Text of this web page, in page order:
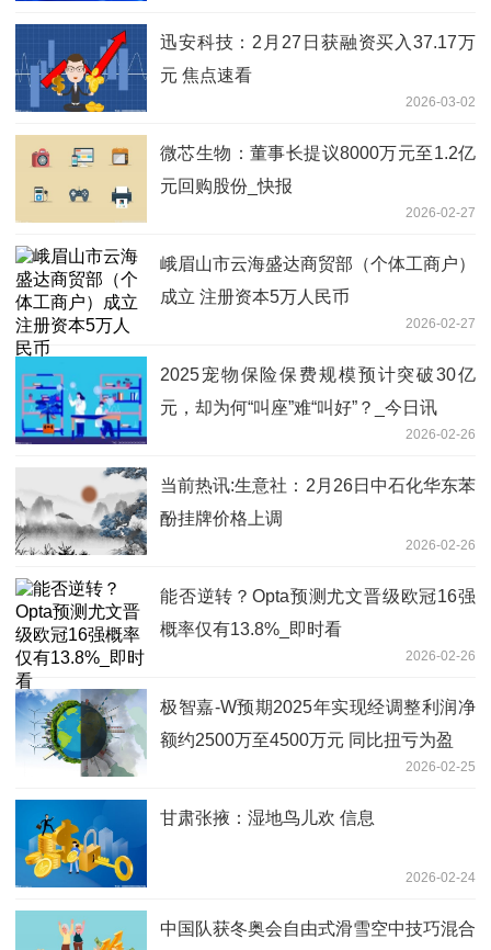
迅安科技：2月27日获融资买入37.17万
元 焦点速看
2026-03-02
微芯生物：董事长提议8000万元至1.2亿
元回购股份_快报
2026-02-27
峨眉山市云海盛达商贸部（个体工商户）
成立 注册资本5万人民币
2026-02-27
2025宠物保险保费规模预计突破30亿
元，却为何“叫座”难“叫好”？_今日讯
2026-02-26
当前热讯:生意社：2月26日中石化华东苯
酚挂牌价格上调
2026-02-26
能否逆转？Opta预测尤文晋级欧冠16强
概率仅有13.8%_即时看
2026-02-26
极智嘉-W预期2025年实现经调整利润净
额约2500万至4500万元 同比扭亏为盈
2026-02-25
甘肃张掖：湿地鸟儿欢 信息
2026-02-24
中国队获冬奥会自由式滑雪空中技巧混合